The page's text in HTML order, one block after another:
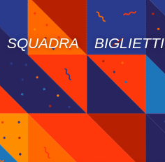
SQUADRA BIGLIETTI